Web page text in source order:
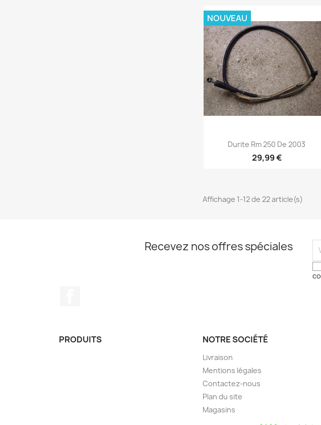
Aperçu rapide
Durite Rm 250 De 2003
29,99 €
NOUVEAU
Affichage 1-12 de 22 article(s)
Recevez nos offres spéciales
PRODUITS NOTRE SOCIÉTÉ
Livraison
Mentions légales
Contactez-nous
Plan du site
Magasins